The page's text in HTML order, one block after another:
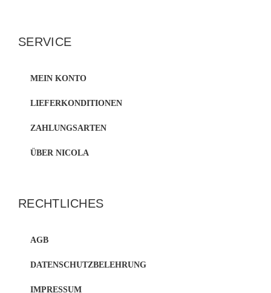
SERVICE
MEIN KONTO
LIEFERKONDITIONEN
ZAHLUNGSARTEN
ÜBER NICOLA
RECHTLICHES
AGB
DATENSCHUTZBELEHRUNG
IMPRESSUM